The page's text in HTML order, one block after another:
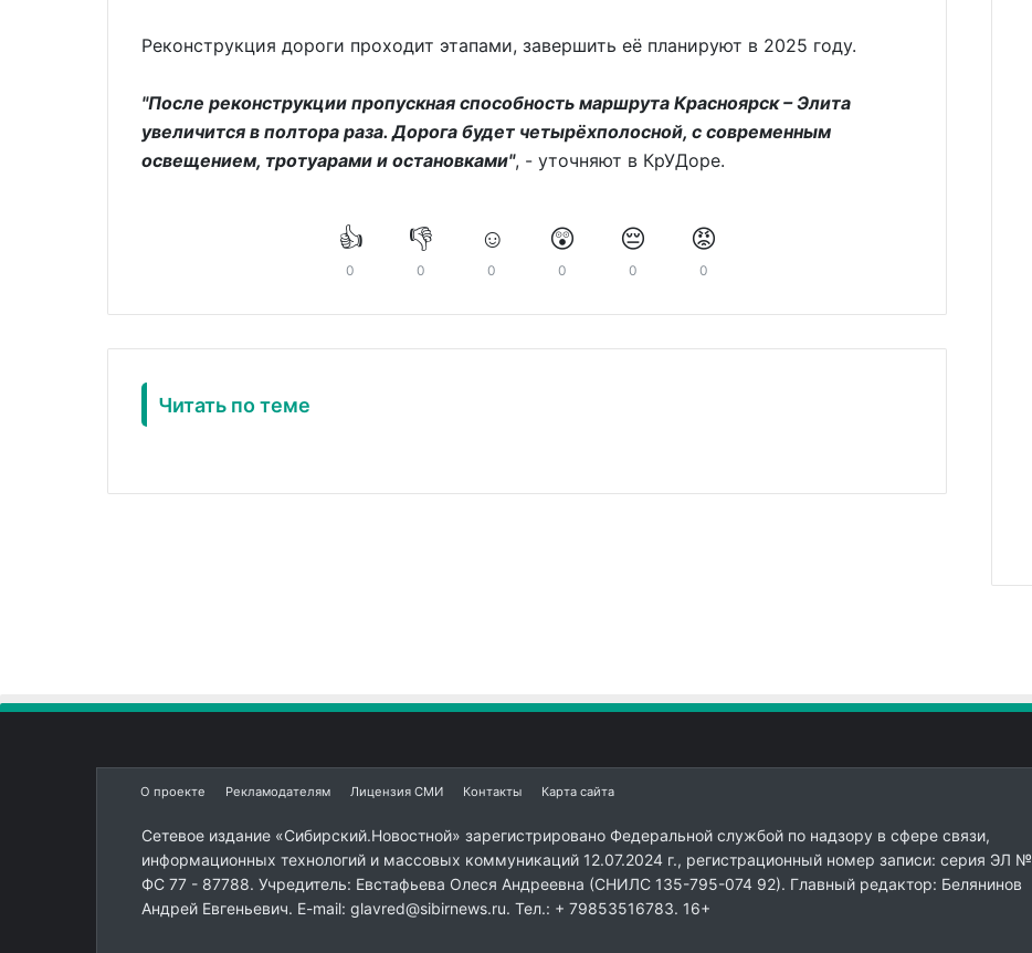
Реконструкция дороги проходит этапами, завершить её планируют в 2025 году.
"После реконструкции пропускная способность маршрута Красноярск – Элита
увеличится в полтора раза. Дорога будет четырёхполосной, с современным
освещением, тротуарами и остановками", - уточняют в КрУДоре.
👍
0
👎
0
☺️
0
😲
0
😔
0
😡
0
Читать по теме
О проекте Рекламодателям Лицензия СМИ Контакты Карта сайта
Сетевое издание «Сибирский.Новостной» зарегистрировано Федеральной службой по надзору в сфере связи,
информационных технологий и массовых коммуникаций 12.07.2024 г., регистрационный номер записи: серия ЭЛ №
ФС 77 - 87788. Учредитель: Евстафьева Олеся Андреевна (СНИЛС 135-795-074 92). Главный редактор: Белянинов
Андрей Евгеньевич. E-mail: glavred@sibirnews.ru. Тел.: + 79853516783. 16+